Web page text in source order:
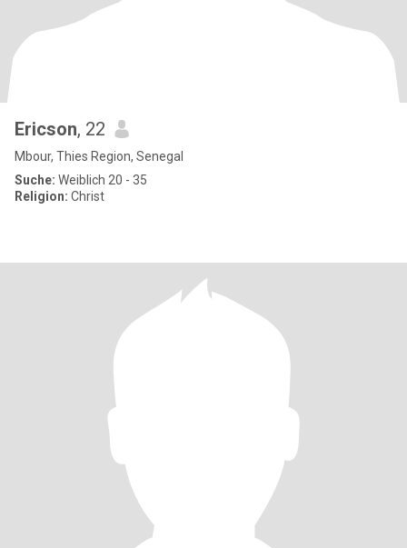
Ericson, 22
Mbour, Thies Region, Senegal
Suche: Weiblich 20 - 35
Religion: Christ